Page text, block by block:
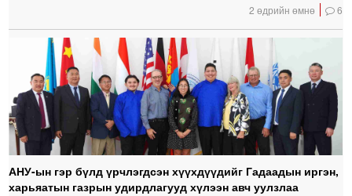
2 өдрийн өмнө 6
АНУ-ын гэр бүлд үрчлэгдсэн хүүхдүүдийг Гадаадын иргэн,
харьяатын газрын удирдлагууд хүлээн авч уулзлаа